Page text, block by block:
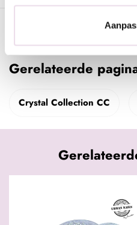
Gerelateerde
Crystal Collection CC